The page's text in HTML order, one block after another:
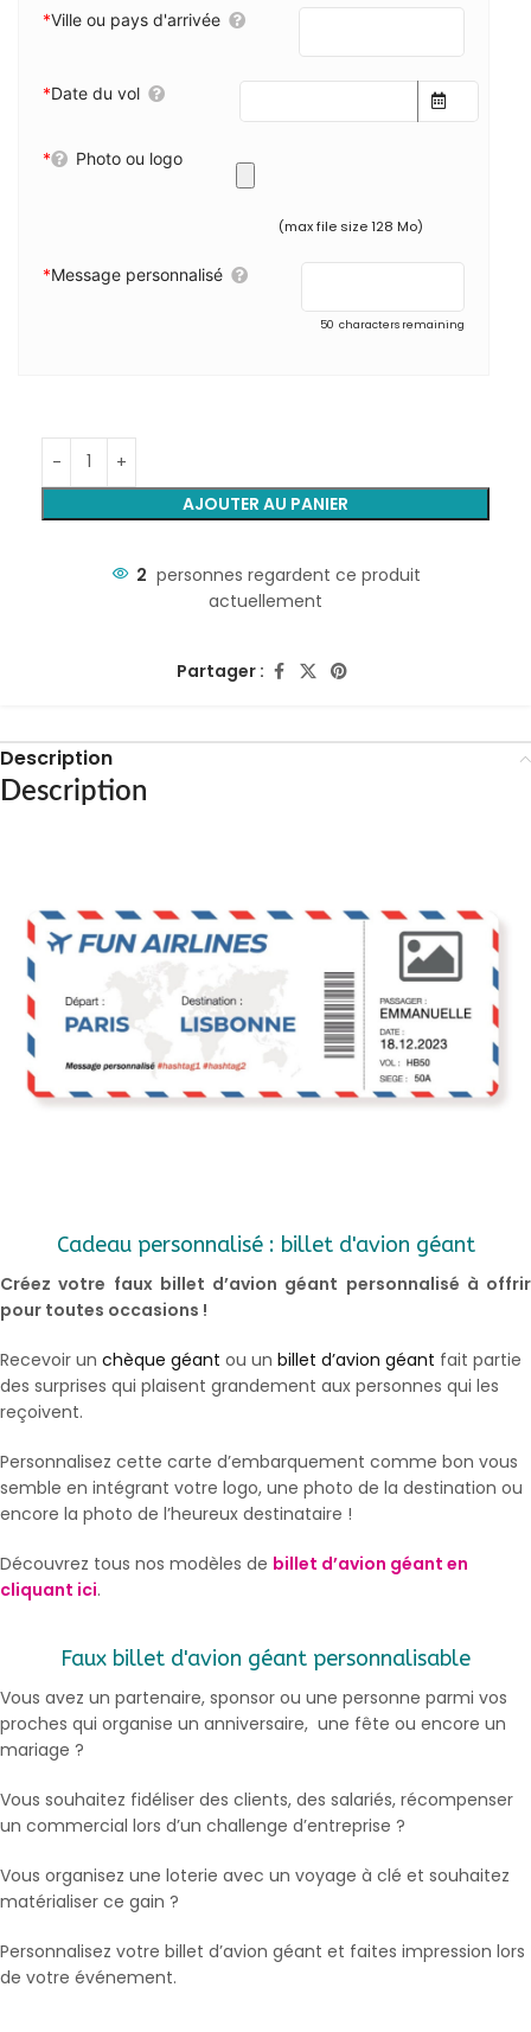
*Ville ou pays d'arrivée
*Date du vol
* Photo ou logo
(max file size 128 Mo)
*Message personnalisé
50 characters remaining
AJOUTER AU PANIER
2 personnes regardent ce produit
actuellement
Partager :
Description
Description
Cadeau personnalisé : billet d'avion géant
Créez votre faux billet d’avion géant personnalisé à offrir
pour toutes occasions !
Recevoir un chèque géant ou un billet d’avion géant fait partie
des surprises qui plaisent grandement aux personnes qui les
reçoivent.
Personnalisez cette carte d’embarquement comme bon vous
semble en intégrant votre logo, une photo de la destination ou
encore la photo de l’heureux destinataire !
Découvrez tous nos modèles de billet d’avion géant en
cliquant ici.
Faux billet d'avion géant personnalisable
Vous avez un partenaire, sponsor ou une personne parmi vos
proches qui organise un anniversaire, une fête ou encore un
mariage ?
Vous souhaitez fidéliser des clients, des salariés, récompenser
un commercial lors d’un challenge d’entreprise ?
Vous organisez une loterie avec un voyage à clé et souhaitez
matérialiser ce gain ?
Personnalisez votre billet d’avion géant et faites impression lors
de votre événement.